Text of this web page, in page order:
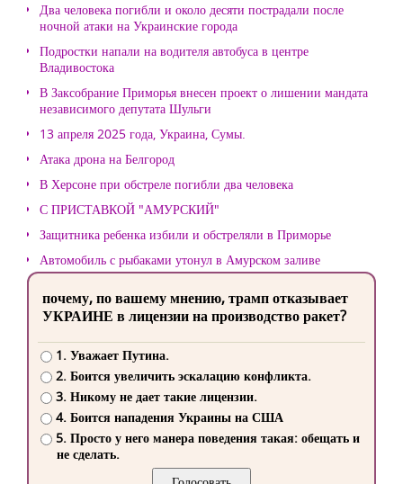
Два человека погибли и около десяти пострадали после
ночной атаки на Украинские города
Подростки напали на водителя автобуса в центре
Владивостока
В Заксобрание Приморья внесен проект о лишении мандата
независимого депутата Шульги
13 апреля 2025 года, Украина, Сумы.
Атака дрона на Белгород
В Херсоне при обстреле погибли два человека
С ПРИСТАВКОЙ "АМУРСКИЙ"
Защитника ребенка избили и обстреляли в Приморье
Автомобиль с рыбаками утонул в Амурском заливе
почему, по вашему мнению, трамп отказывает
УКРАИНЕ в лицензии на производство ракет?
1. Уважает Путина.
2. Боится увеличить эскалацию конфликта.
3. Никому не дает такие лицензии.
4. Боится нападения Украины на США
5. Просто у него манера поведения такая: обещать и
не сделать.